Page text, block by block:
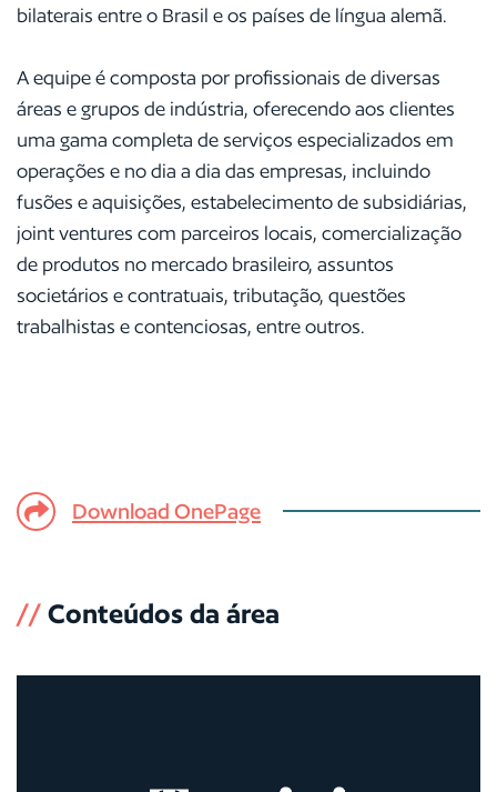
bilaterais entre o Brasil e os países de língua alemã.
A equipe é composta por profissionais de diversas
áreas e grupos de indústria, oferecendo aos clientes
uma gama completa de serviços especializados em
operações e no dia a dia das empresas, incluindo
fusões e aquisições, estabelecimento de subsidiárias,
joint ventures com parceiros locais, comercialização
de produtos no mercado brasileiro, assuntos
societários e contratuais, tributação, questões
trabalhistas e contenciosas, entre outros.
Download OnePage
// Conteúdos da área